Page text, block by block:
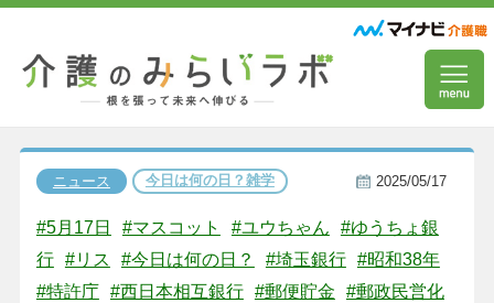
ニュース 今日は何の日？雑学 2025/05/17
#5月17日 #マスコット #ユウちゃん
#ゆうちょ銀
行 #リス #今日は何の日？ #埼玉銀行 #昭和38年
#特許庁 #西日本相互銀行 #郵便貯金
#郵政民営化